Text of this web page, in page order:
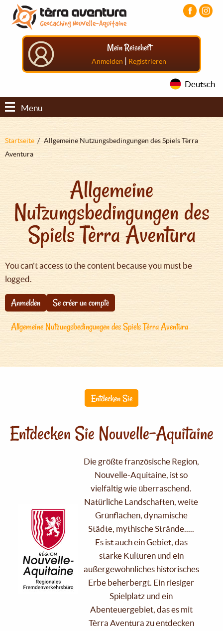
Direkt
zum
Inhalt
Aller
menu
principal
Aller
pied
Mein Reiseheft
Anmelden | Registrieren
Deutsch
Menu
Pfadnavigation
Startseite
Allgemeine Nutzungsbedingungen des Spiels Tèrra
Aventura
Allgemeine
Nutzungsbedingungen des
Spiels Tèrra Aventura
You can't access to the content because you must be
logged.
Anmelden
Se créer un compte
Allgemeine Nutzungsbedingungen des Spiels Tèrra Aventura
Entdecken Sie
Entdecken Sie Nouvelle-Aquitaine
Die größte französische Region,
Nouvelle-Aquitaine, ist so
vielfältig wie überraschend.
Natürliche Landschaften, weite
Grünflächen, dynamische
Städte, mythische Strände.....
Es ist auch ein Gebiet, das
starke Kulturen und ein
außergewöhnliches historisches
Erbe beherbergt. Ein riesiger
Spielplatz und ein
Abenteuergebiet, das es mit
Tèrra Aventura zu entdecken